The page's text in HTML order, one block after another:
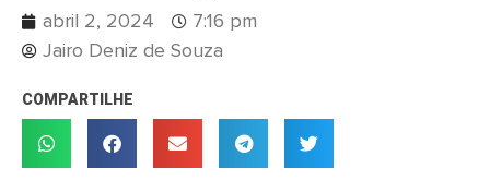
abril 2, 2024
7:16 pm
Jairo Deniz de Souza
COMPARTILHE